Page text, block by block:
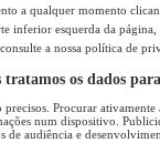
a qualquer momento
inferior esquerda da página,
a nossa política de
tratamos os dados
Procurar
num dispositivo.
de audiência e